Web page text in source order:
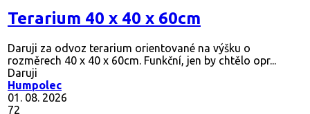
Terarium 40 x 40 x 60cm
Daruji za odvoz terarium orientované na výšku o
rozměrech 40 x 40 x 60cm. Funkční, jen by chtělo opr...
Daruji
Humpolec
01. 08. 2026
72